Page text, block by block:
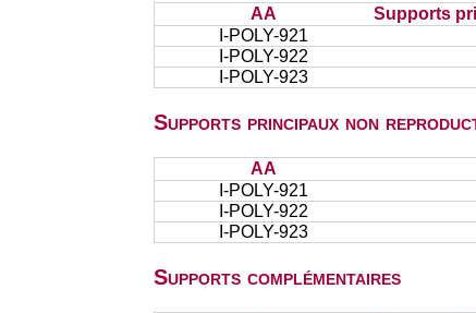
AA
Supports
I-POLY-921
I-POLY-922
I-POLY-923
Supports principaux non
AA
I-POLY-921
I-POLY-922
I-POLY-923
Supports complémentaires